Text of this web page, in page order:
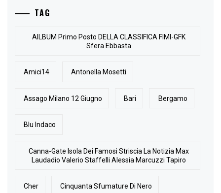
TAG
AlLBUM Primo Posto DELLA CLASSIFICA FIMI-GFK
Sfera Ebbasta
Amici14 Antonella Mosetti
Assago Milano 12 Giugno Bari Bergamo
Blu Indaco
Canna-Gate Isola Dei Famosi Striscia La Notizia Max
Laudadio Valerio Staffelli Alessia Marcuzzi Tapiro
Cher Cinquanta Sfumature Di Nero